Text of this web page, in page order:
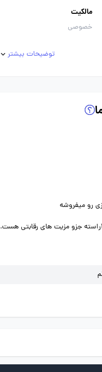
مالکیت
خصوصی
توضیحات بیشتر
رو میفروشه
جزو مزیت های رقابتی هست.